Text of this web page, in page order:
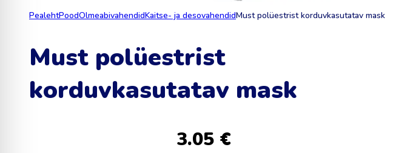
PealehtPoodOlmeabivahendidKaitse- ja desovahendidMust polüestrist korduvkasutatav mask
Must polüestrist
korduvkasutatav mask
3.05 €